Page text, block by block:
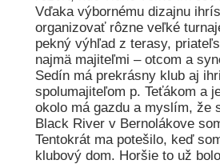
Vďaka výbornému dizajnu
organizovať rôzne veľké
pekný výhľad z terasy,
najmä majiteľmi – otcom a
Sedín má prekrásny klub aj
spolumajiteľom p. Teťákom a
okolo má gazdu a myslím, že
Black River v Bernolákove
Tentokrát ma potešilo, keď
klubový dom. Horšie to už